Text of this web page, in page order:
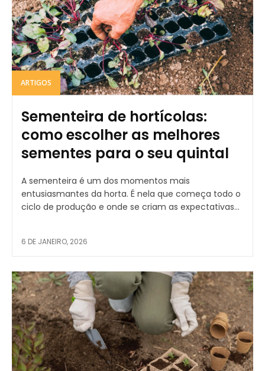
ARTIGOS
Sementeira de hortícolas:
como escolher as melhores
sementes para o seu quintal
A sementeira é um dos momentos mais
entusiasmantes da horta. É nela que começa todo o
ciclo de produção e onde se criam as expectativas...
6 DE JANEIRO, 2026